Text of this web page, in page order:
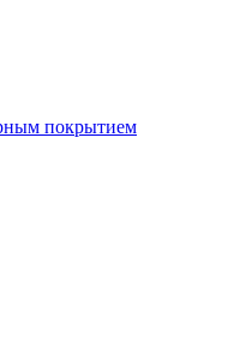
покрытием